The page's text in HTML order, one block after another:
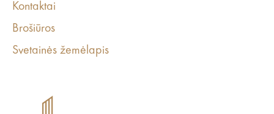
Kontaktai
Brošiūros
Svetainės žemėlapis